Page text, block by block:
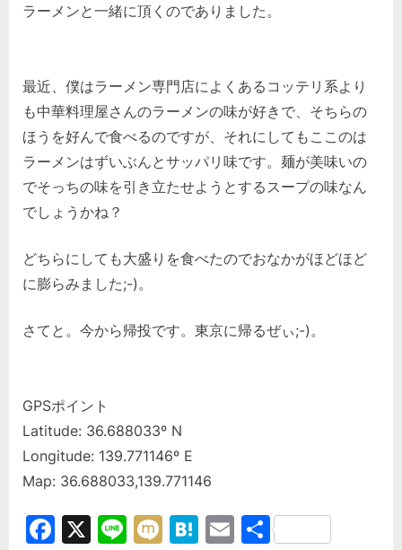
ラーメンと一緒に頂くのでありました。
最近、僕はラーメン専門店によくあるコッテリ系より
も中華料理屋さんのラーメンの味が好きで、そちらの
ほうを好んで食べるのですが、それにしてもここのは
ラーメンはずいぶんとサッパリ味です。麺が美味いの
でそっちの味を引き立たせようとするスープの味なん
でしょうかね？
どちらにしても大盛りを食べたのでおなかがほどほど
に膨らみました;-)。
さてと。今から帰投です。東京に帰るぜぃ;-)。
GPSポイント
Latitude: 36.688033º N
Longitude: 139.771146º E
Map: 36.688033,139.771146
Facebook
X LineMixiHatena
Email
共